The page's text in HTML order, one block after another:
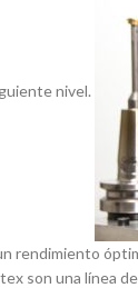
nivel.
rendimiento
son una lí­nea